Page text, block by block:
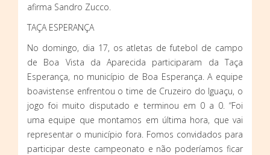
afirma Sandro Zucco.
TAÇA ESPERANÇA
No domingo, dia 17, os atletas de futebol de campo
de Boa Vista da Aparecida participaram da Taça
Esperança, no município de Boa Esperança. A equipe
boavistense enfrentou o time de Cruzeiro do Iguaçu, o
jogo foi muito disputado e terminou em 0 a 0. “Foi
uma equipe que montamos em última hora, que vai
representar o município fora. Fomos convidados para
participar deste campeonato e não poderíamos ficar